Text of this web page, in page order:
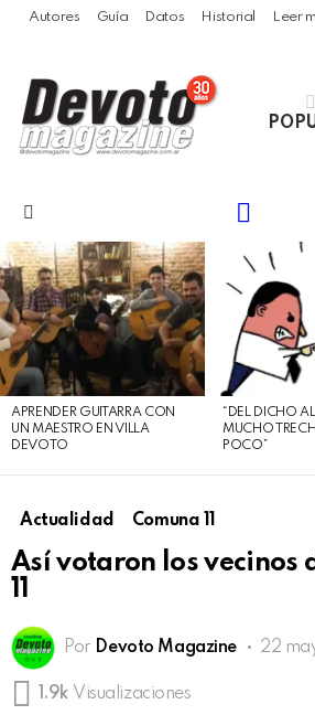
Autores Guía Datos Historial Leer
LATEST
STORIES
APRENDER GUITARRA CON
UN MAESTRO EN VILLA
DEVOTO
“DEL DICHO
MUCHO
POCO”
Actualidad Comuna 11
Así votaron los vecinos
11
Por Devoto Magazine 22
1.9k Visualizaciones